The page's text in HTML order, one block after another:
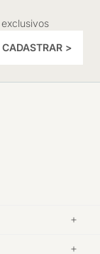
CADASTRAR >